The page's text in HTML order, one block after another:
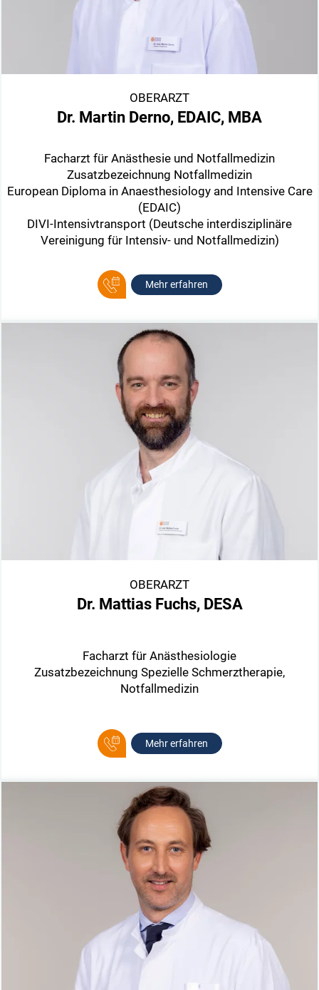
OBERARZT
Dr. Martin Derno, EDAIC, MBA
Facharzt für Anästhesie und Notfallmedizin
Zusatzbezeichnung Notfallmedizin
European Diploma in Anaesthesiology and Intensive Care
(EDAIC)
DIVI-Intensivtransport (Deutsche interdisziplinäre
Vereinigung für Intensiv- und Notfallmedizin)
Mehr erfahren
OBERARZT
Dr. Mattias Fuchs, DESA
Facharzt für Anästhesiologie
Zusatzbezeichnung Spezielle Schmerztherapie,
Notfallmedizin
Mehr erfahren